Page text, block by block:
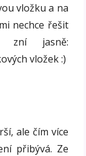
vložku a na
nechce řešit
zní jasně:
vložek :)
ale čím více
přibývá. Ze